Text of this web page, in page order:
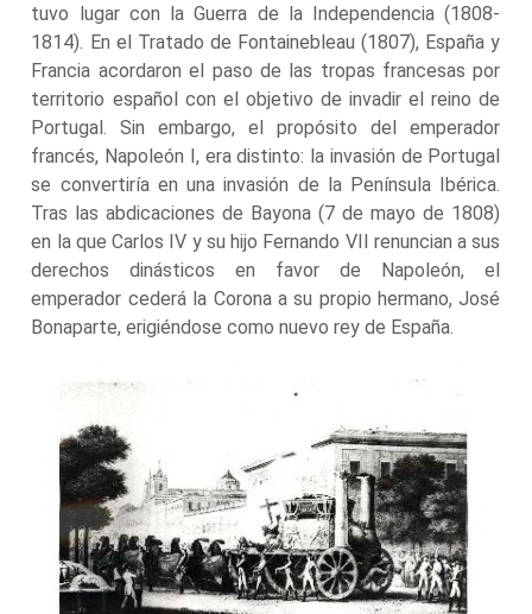
tuvo lugar con la Guerra de la Independencia (1808-
1814). En el Tratado de Fontainebleau (1807), España y
Francia acordaron el paso de las tropas francesas por
territorio español con el objetivo de invadir el reino de
Portugal. Sin embargo, el propósito del emperador
francés, Napoleón I, era distinto: la invasión de Portugal
se convertiría en una invasión de la Península Ibérica.
Tras las abdicaciones de Bayona (7 de mayo de 1808)
en la que Carlos IV y su hijo Fernando VII renuncian a sus
derechos dinásticos en favor de Napoleón, el
emperador cederá la Corona a su propio hermano, José
Bonaparte, erigiéndose como nuevo rey de España.